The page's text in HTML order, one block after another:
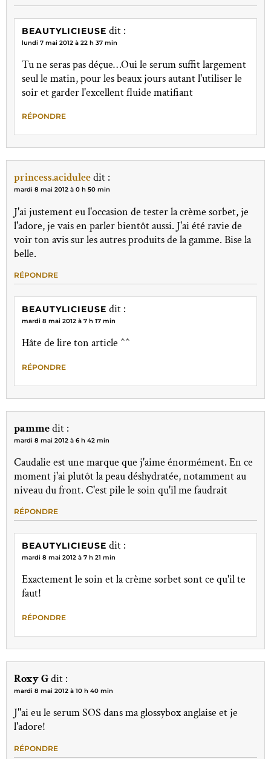
BEAUTYLICIEUSE dit :
lundi 7 mai 2012 à 22 h 37 min
Tu ne seras pas déçue…Oui le serum suffit largement
seul le matin, pour les beaux jours autant l'utiliser le
soir et garder l'excellent fluide matifiant
RÉPONDRE
princess.aciduleedit :
mardi 8 mai 2012 à 0 h 50 min
J'ai justement eu l'occasion de tester la crème sorbet, je
l'adore, je vais en parler bientôt aussi. J'ai été ravie de
voir ton avis sur les autres produits de la gamme. Bise la
belle.
RÉPONDRE
BEAUTYLICIEUSE dit :
mardi 8 mai 2012 à 7 h 17 min
Hâte de lire ton article ^^
RÉPONDRE
pammedit :
mardi 8 mai 2012 à 6 h 42 min
Caudalie est une marque que j'aime énormément. En ce
moment j'ai plutôt la peau déshydratée, notamment au
niveau du front. C'est pile le soin qu'il me faudrait
RÉPONDRE
BEAUTYLICIEUSE dit :
mardi 8 mai 2012 à 7 h 21 min
Exactement le soin et la crème sorbet sont ce qu'il te
faut!
RÉPONDRE
Roxy Gdit :
mardi 8 mai 2012 à 10 h 40 min
J''ai eu le serum SOS dans ma glossybox anglaise et je
l'adore!
RÉPONDRE